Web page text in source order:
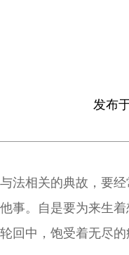
发布
与法相关的典故，要
他事。自是要为来生
轮回中，饱受着无尽的